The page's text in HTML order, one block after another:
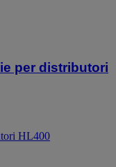
per distributori
HL400